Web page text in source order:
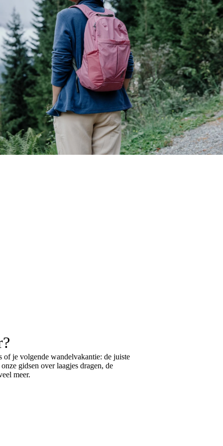
of je volgende wandelvakantie: de juiste
gidsen overlaagjes dragen, de
meer.